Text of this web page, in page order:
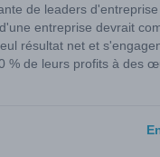
de leaders
entreprise devrait
résultat net et
% de leurs profits à des